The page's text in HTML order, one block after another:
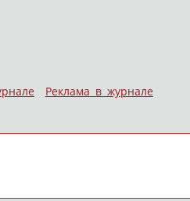
Реклама в журнале